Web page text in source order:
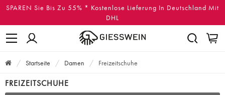
SPAREN Sie Bis Zu 55% * Kostenlose Lieferung In Deutschland Mit
DHL
Startseite Damen Freizeitschuhe
FREIZEITSCHUHE